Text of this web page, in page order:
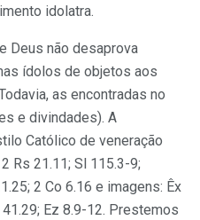
idolatra.
Deus não desaprova
ídolos de objetos aos
as encontradas no
e divindades). A
Católico de veneração
Rs 21.11; Sl 115.3-9;
2 Co 6.16 e imagens: Êx
Ez 8.9-12. Prestemos